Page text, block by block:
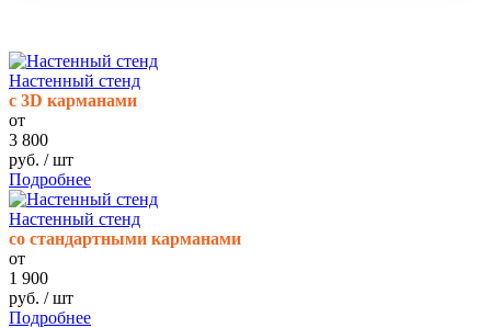
Настенный стенд
c 3D карманами
от
3 800
руб. / шт
Подробнее
Настенный стенд
со стандартными карманами
от
1 900
руб. / шт
Подробнее